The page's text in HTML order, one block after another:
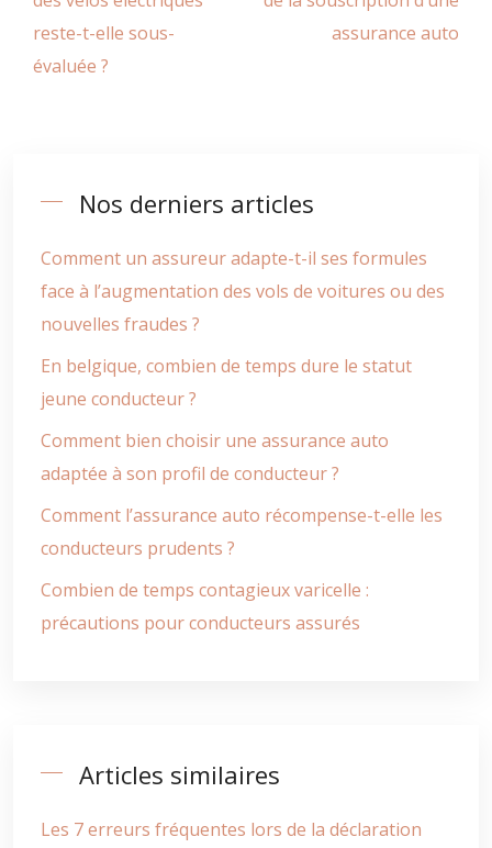
reste-t-elle sous-
évaluée ?
assurance auto
Nos derniers articles
Comment un assureur adapte-t-il ses formules
face à l’augmentation des vols de voitures ou des
nouvelles fraudes ?
En belgique, combien de temps dure le statut
jeune conducteur ?
Comment bien choisir une assurance auto
adaptée à son profil de conducteur ?
Comment l’assurance auto récompense-t-elle les
conducteurs prudents ?
Combien de temps contagieux varicelle :
précautions pour conducteurs assurés
Articles similaires
Les 7 erreurs fréquentes lors de la déclaration